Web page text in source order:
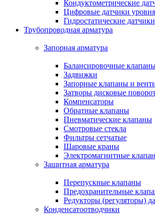
Кондуктометрические
Цифровые датчики уровня
Гидростатические
Трубопроводная арматура
Запорная арматура
Балансировочные
Задвижки
Запорные клапаны и
Затворы дисковые
Компенсаторы
Обратные клапаны
Пневматические клапаны
Смотровые стекла
Фильтры сетчатые
Шаровые краны
Электромагнитные
Защитная арматура
Перепускные клапаны
Предохранительные
Редукторы (регуляторы)
Конденсатоотводчики